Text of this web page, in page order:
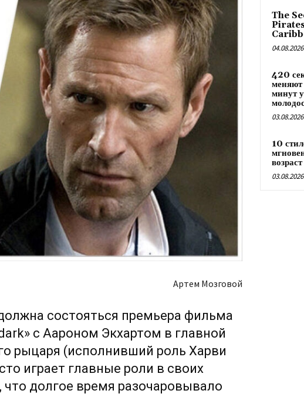
Артем Мозговой
состояться премьера фильма
с Аароном Экхартом в главной
рыцаря (исполнивший роль Харви
играет главные роли в своих
долгое время разочаровывало
The
04.08.2026
420
меняют
минут
03.08.2026
10
возраст
03.08.2026